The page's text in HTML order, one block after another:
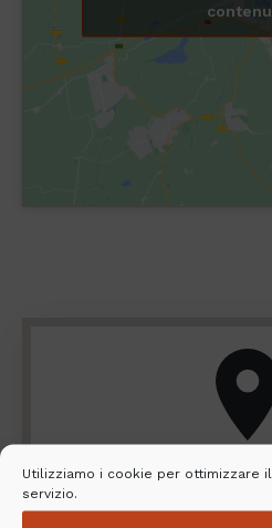
Utilizziamo i cookie per ottimizzare
servizio.Cerca il
installazione